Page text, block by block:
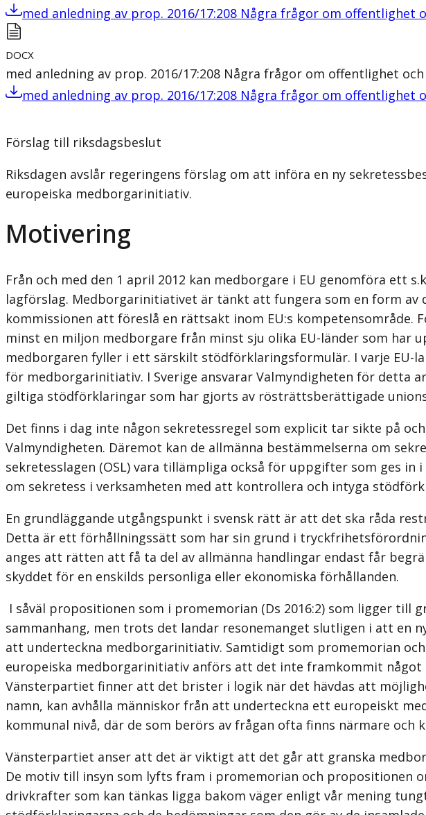
med anledning av prop. 2016/17:208 Några frågor om offentlighet
DOCX
med anledning av prop. 2016/17:208 Några frågor om offentlighet
med anledning av prop. 2016/17:208 Några frågor om offentlighet
Förslag till riksdagsbeslut
Riksdagen avslår regeringens förslag om att införa en ny
europeiska medborgarinitiativ.
Motivering
Från och med den 1 april 2012 kan medborgare i EU genomföra
lagförslag. Medborgarinitiativet är tänkt att fungera som en form
kommissionen att föreslå en rättsakt inom EU:s
minst en miljon medborgare från minst sju olika EU-länder som
medborgaren fyller i ett särskilt stödförklaringsformulär. I varje
för medborgarinitiativ. I Sverige ansvarar Valmyndigheten för detta
giltiga stödförklaringar som har gjorts av rösträttsberättigade
Det finns i dag inte någon sekretessregel som explicit tar sikte på
Valmyndigheten. Däremot kan de allmänna bestämmelserna om
sekretesslagen (OSL) vara tillämpliga också för uppgifter som ges
om sekretess i verksamheten med att kontrollera och intyga
En grundläggande utgångspunkt i svensk rätt är att det ska råda
Detta är ett förhållningssätt som har sin grund i
anges att rätten att få ta del av allmänna handlingar endast får
skyddet för en enskilds personliga eller ekonomiska förhållanden.
I såväl propositionen som i promemorian (Ds 2016:2) som ligger
sammanhang, men trots det landar resonemanget slutligen i att en
att underteckna medborgarinitiativ. Samtidigt som promemorian
europeiska medborgarinitiativ anförs att det inte framkommit
Vänsterpartiet finner att det brister i logik när det hävdas att
namn, kan avhålla människor från att underteckna ett europeiskt
kommunal nivå, där de som berörs av frågan ofta finns närmare och
Vänsterpartiet anser att det är viktigt att det går att granska
De motiv till insyn som lyfts fram i promemorian och propositionen
drivkrafter som kan tänkas ligga bakom väger enligt vår mening